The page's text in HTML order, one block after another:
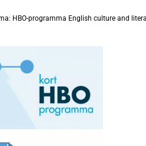
HBO-programma English culture and